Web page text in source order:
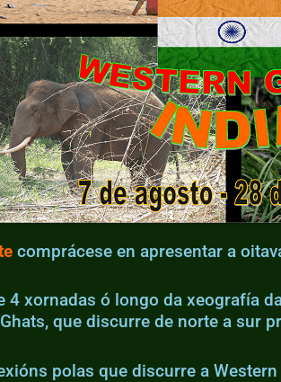
comprácese en apresentar a
4 xornadas ó longo da xeografía
que discurre de norte a sur
polas que discurre a Western